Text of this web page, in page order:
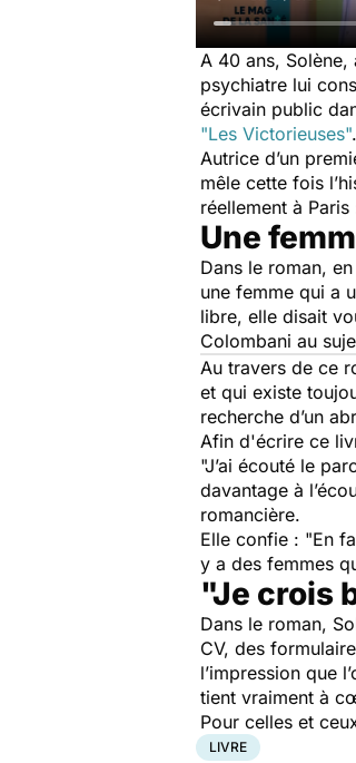
A 40 ans, Solène,
psychiatre lui
écrivain public
"Les Victorieuses".
Autrice d’un
mêle cette fois
réellement à
Une
Dans le roman,
une femme qui a
libre, elle disait
Colombani au
Au travers de ce
et qui existe
recherche d’un
Afin d'écrire ce
"J’ai écouté le
davantage à
romancière.
Elle confie : "En
y a des femmes
"Je crois
Dans le roman,
CV, des
l’impression que
tient vraiment à
Pour celles et
LIVRE